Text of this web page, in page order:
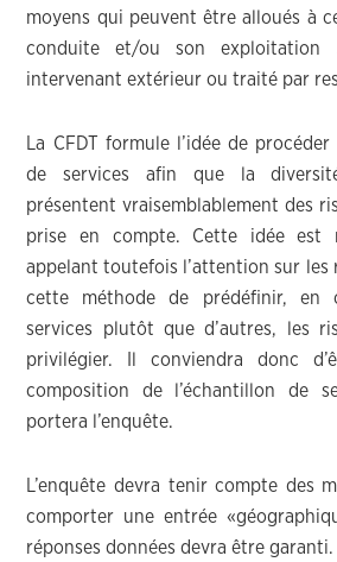
moyens qui peuvent être alloués à
conduite et/ou son
intervenant extérieur ou traité par
La CFDT formule l’idée de
de services afin que la
présentent vraisemblablement des
prise en compte. Cette idée est
appelant toutefois l’attention sur les
cette méthode de prédéfinir, en
services plutôt que d’autres, les
privilégier. Il conviendra donc
composition de l’échantillon de
portera l’enquête.
L’enquête devra tenir compte des
comporter une entrée
réponses données devra être garanti.